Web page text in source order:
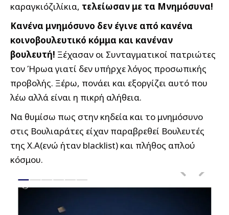
καραγκιόζιλίκια, τελείωσαν με τα Μνημόσυνα!
Κανένα μνημόσυνο δεν έγινε από κανένα
κοινοβουλευτικό κόμμα και κανέναν
βουλευτή! Ξέχασαν οι Συνταγματικοί πατριώτες
τον Ήρωα γιατί δεν υπήρχε λόγος προσωπικής
προβολής. Ξέρω, πονάει και εξοργίζει αυτό που
λέω αλλά είναι η πικρή αλήθεια.
Να θυμίσω πως στην κηδεία και το μνημόσυνο
στις Βουλιαράτες είχαν παραβρεθεί Βουλευτές
της Χ.Α(ενώ ήταν blacklist) και πλήθος απλού
κόσμου.